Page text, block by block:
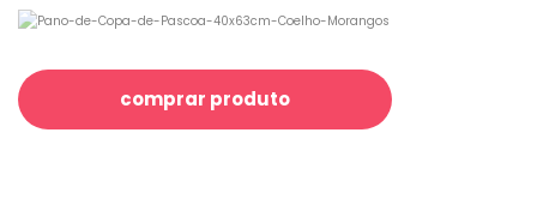
comprar produto